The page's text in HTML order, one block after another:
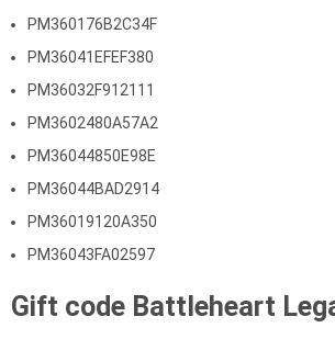
PM360176B2C34F
PM36041EFEF380
PM36032F912111
PM3602480A57A2
PM36044850E98E
PM36044BAD2914
PM36019120A350
PM36043FA02597
Gift code Battleheart